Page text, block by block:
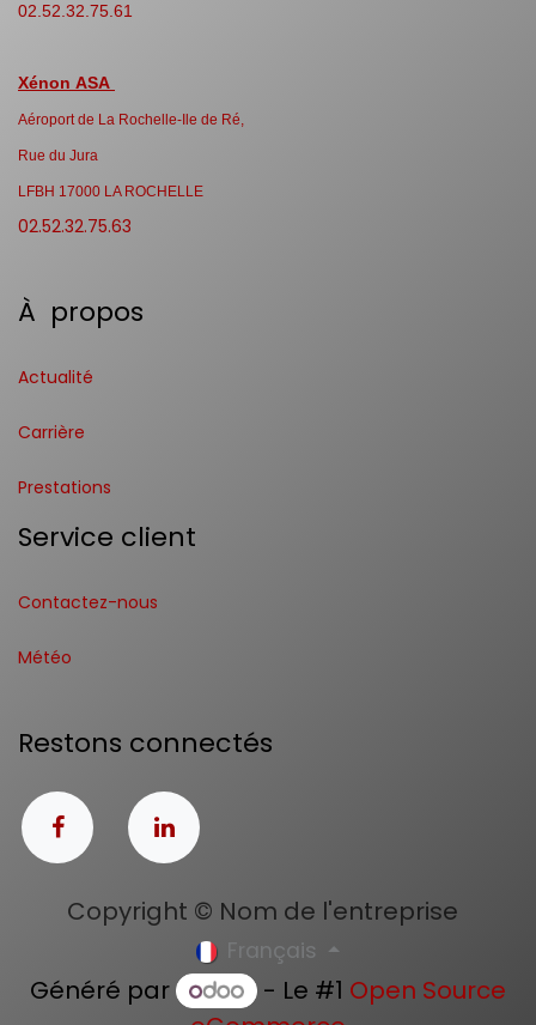
02.52.32.75.61
Xénon ASA
Aéroport de La Rochelle-Ile de Ré,
Rue du Jura
LFBH 17000 LA ROCHELLE
02.52.32.75.63
À propos
Actualité
Carrière
Prestations
Service client
Contactez-nous
Météo
Restons connectés
Copyright © Nom de l'entreprise
Français
Généré par - Le #1 Open Source